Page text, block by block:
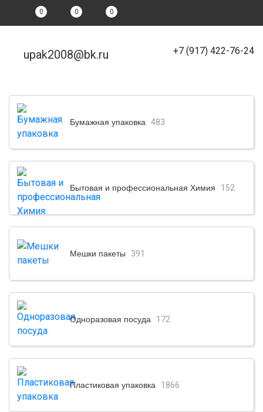
0 0 0
upak2008@bk.ru +7 (917) 422-76-24
Бумажная упаковка 483
Бытовая и профессиональная Химия 152
Мешки пакеты 391
Одноразовая посуда 172
Пластиковая упаковка 1866